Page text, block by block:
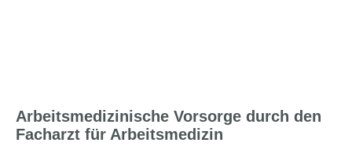
Arbeitsmedizinische Vorsorge durch den
Facharzt für Arbeitsmedizin